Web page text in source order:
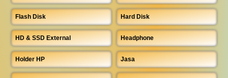
Flash Disk Hard Disk
HD & SSD External Headphone
Holder HP Jasa